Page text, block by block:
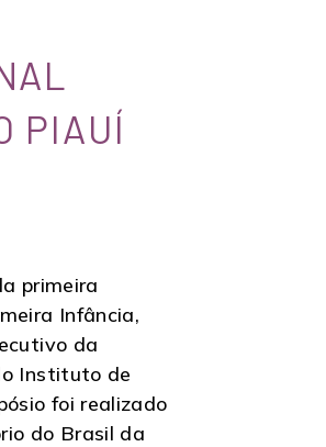
PIAUÍ
primeira
Infância,
da
Instituto de
foi realizado
do Brasil da